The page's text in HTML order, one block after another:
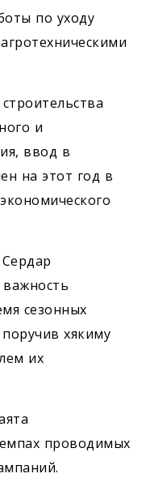
по уходу
и
ввод в
на этот год в
сезонных
хякиму
их
проводимых